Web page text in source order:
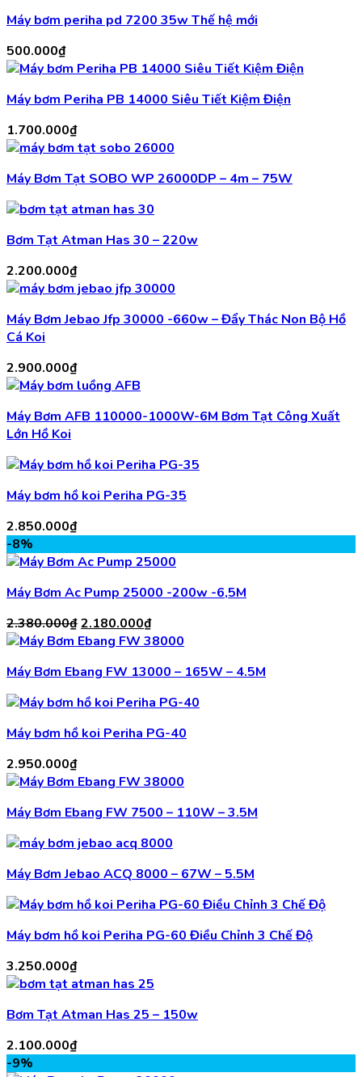
Máy bơm periha pd 7200 35w Thế hệ mới
500.000₫
Máy bơm Periha PB 14000 Siêu Tiết Kiệm Điện
1.700.000₫
Máy Bơm Tạt SOBO WP 26000DP – 4m – 75W
Bơm Tạt Atman Has 30 – 220w
2.200.000₫
Máy Bơm Jebao Jfp 30000 -660w – Đẩy Thác Non Bộ Hồ
Cá Koi
2.900.000₫
Máy Bơm AFB 110000-1000W-6M Bơm Tạt Công Xuất
Lớn Hồ Koi
Máy bơm hồ koi Periha PG-35
2.850.000₫
-8%
Máy Bơm Ac Pump 25000 -200w -6,5M
2.380.000₫Giá
gốc
2.380.000₫.
2.180.000₫Giá
hiện
là:
2.180.000₫.
Máy Bơm Ebang FW 13000 – 165W – 4.5M
Máy bơm hồ koi Periha PG-40
2.950.000₫
Máy Bơm Ebang FW 7500 – 110W – 3.5M
Máy Bơm Jebao ACQ 8000 – 67W – 5.5M
Máy bơm hồ koi Periha PG-60 Điều Chỉnh 3 Chế Độ
3.250.000₫
Bơm Tạt Atman Has 25 – 150w
2.100.000₫
-9%